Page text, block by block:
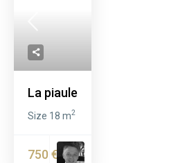
La piaule
Size 18 m2
750 €